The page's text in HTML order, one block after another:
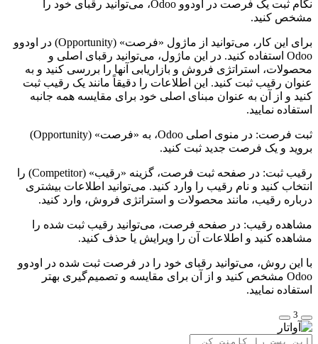
نگام ثبت یک فرصت در اودوو Odoo، می‌توانید رقبای خود را
مشخص کنید.
برای این کار، می‌توانید از ماژول «فرصت» (Opportunity) در اودوو
Odoo استفاده کنید. در این ماژول، می‌توانید رقبای اصلی و
محصولات، استراتژی فروش و بازاریابی آنها را بررسی کنید و به
عنوان رقیب ثبت کنید. این اطلاعات را دقیقاً مانند یک رقیب ثبت
کنید و از آن به عنوان مبنای اصلی خود برای مقایسه همه جانبه
استفاده نمایید.
ثبت فرصت: در منوی اصلی Odoo، به «فرصت» (Opportunity)
بروید و یک فرصت جدید ثبت کنید.
رقیب ثبت: در صفحه ثبت فرصت، گزینه «رقیب» (Competitor) را
انتخاب کنید و نام رقیب را وارد کنید. می‌توانید اطلاعات بیشتری
درباره رقیب، مانند محصولات و استراتژی فروش، وارد کنید.
مشاهده رقیب: در صفحه فرصت، می‌توانید رقیب ثبت شده را
مشاهده کنید و اطلاعات آن را ویرایش یا حذف کنید.
با این روش، می‌توانید رقبای خود را در فرصت ثبت شده در اودوو
Odoo مشخص کنید و از آن برای مقایسه و تصمیم‌گیری بهتر
استفاده نمایید.
3